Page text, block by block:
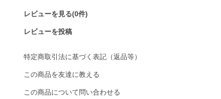
レビューを見る(0件)
レビューを投稿
特定商取引法に基づく表記（返品等）
この商品を友達に教える
この商品について問い合わせる